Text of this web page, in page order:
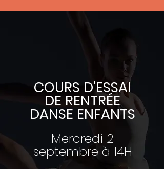
COURS D'ESSAI
DE RENTRÉE
DANSE ENFANTS
Mercredi 2
septembre à 14H